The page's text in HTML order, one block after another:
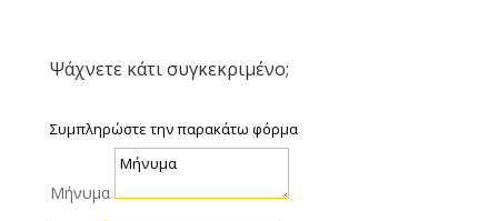
Ψάχνετε κάτι συγκεκριμένο;
Συμπληρώστε την παρακάτω φόρμα
Μήνυμα